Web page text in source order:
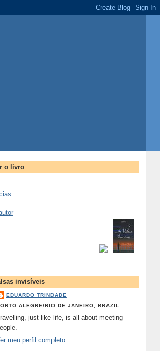
o livro
invisíveis
EDUARDO TRINDADE
ALEGRE/RIO DE JANEIRO, BRAZIL
just like life, is all about meeting
meu perfil completo